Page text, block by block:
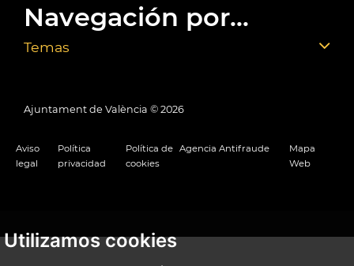
Utilizamos cookies
Navegación por...
Temas
Ajuntament de València © 2026
Aviso
legal
Política
privacidad
Política de
cookies
Agencia Antifraude
Mapa
Web